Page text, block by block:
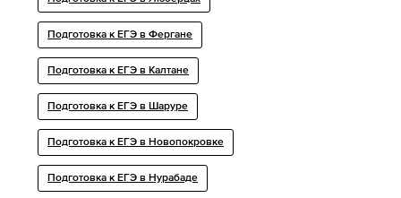
Подготовка к ЕГЭ в Фергане
Подготовка к ЕГЭ в Калтане
Подготовка к ЕГЭ в Шаруре
Подготовка к ЕГЭ в Новопокровке
Подготовка к ЕГЭ в Нурабаде